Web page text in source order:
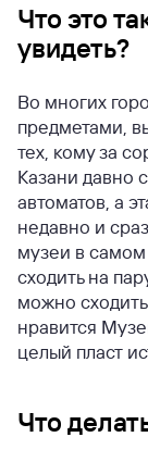
Что это
увидеть?
Во многих
предметами,
тех, кому за
Казани давно
автоматов, а
недавно и
музеи в
сходить на
можно
нравится
целый пласт
Что